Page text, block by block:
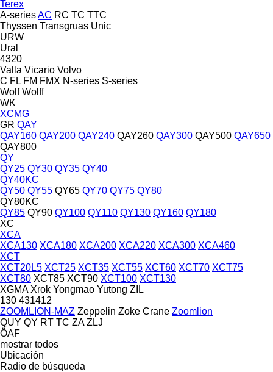
Terex
A-seriesAC RC TC TTC
Thyssen Transgruas Unic
URW
Ural
4320
Valla Vicario Volvo
C FL FM FMX N-series S-series
Wolf Wolff
WK
XCMG
GR QAY
QAY160 QAY200 QAY240 QAY260 QAY300 QAY500 QAY650
QAY800
QY
QY25 QY30 QY35 QY40
QY40KC
QY50 QY55 QY65 QY70 QY75 QY80
QY80KC
QY85 QY90 QY100 QY110 QY130 QY160 QY180
XC
XCA
XCA130 XCA180 XCA200 XCA220 XCA300 XCA460
XCT
XCT20L5 XCT25 XCT35 XCT55 XCT60 XCT70 XCT75
XCT80 XCT85 XCT90 XCT100 XCT130
XGMA Xrok Yongmao Yutong ZIL
130 431412
ZOOMLION-MAZ Zeppelin Zoke Crane Zoomlion
QUY QY RT TC ZA ZLJ
ÖAF
mostrar todos
Ubicación
Radio de búsqueda